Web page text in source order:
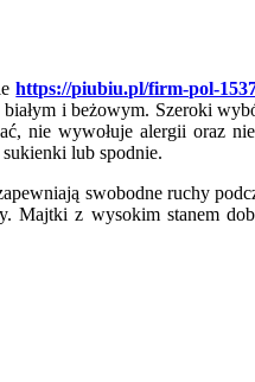
https://piubiu.pl/firm-pol-
i beżowym. Szeroki
nie wywołuje alergii oraz
lub spodnie.
swobodne ruchy
Majtki z wysokim stanem